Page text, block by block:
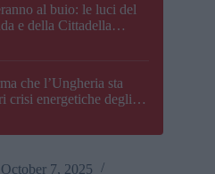
al buio: le luci del
e della Cittadella
che l’Ungheria sta
crisi energetiche degli
October 7, 2025